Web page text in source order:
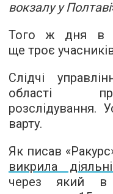
вокзалу у Полтаві
Того ж дня в
ще троє
Слідчі
області
розслідування.
варту.
Як писав
викрила
через який в